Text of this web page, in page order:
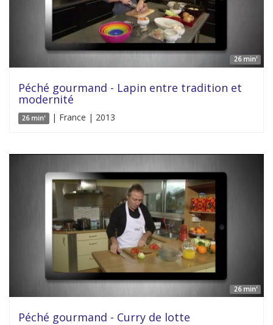
26 min'
Péché gourmand - Lapin entre tradition et
modernité
26 min' | France | 2013
26 min'
Péché gourmand - Curry de lotte